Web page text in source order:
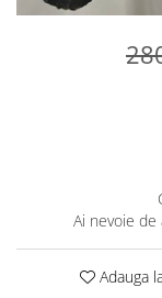
Ai nevoie de
Adauga